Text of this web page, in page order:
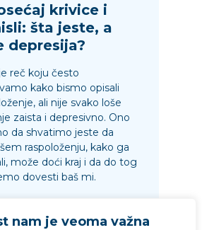
nam je veoma važna
krivice i
šta jeste, a
depresija?
reč koju često
kako bismo opisali
ali nije svako loše
zaista i depresivno. Ono
da shvatimo jeste da
raspoloženju, kako ga
može doći kraj i da do tog
dovesti baš mi.